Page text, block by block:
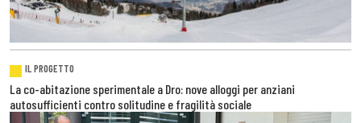
IL PROGETTO
La co-abitazione sperimentale a Dro: nove alloggi per anziani
autosufficienti contro solitudine e fragilità sociale